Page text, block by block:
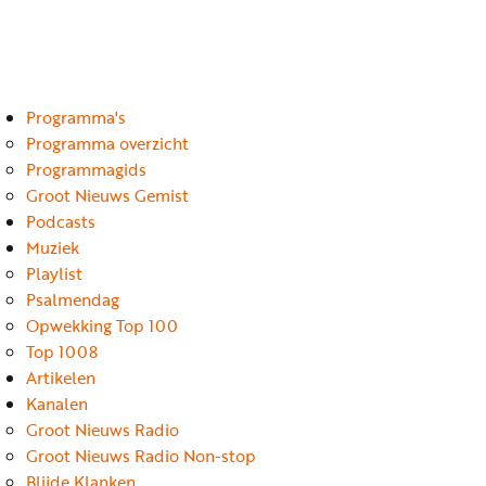
Programma's
Programma overzicht
Programmagids
Groot Nieuws Gemist
Podcasts
Muziek
Playlist
Psalmendag
Opwekking Top 100
Top 1008
Artikelen
Kanalen
Groot Nieuws Radio
Groot Nieuws Radio Non-stop
Podcasts
Muziek
Artikelen
Kanalen
Steun
onze
missie
Info